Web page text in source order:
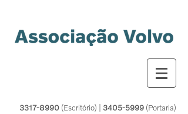
3317-8990 (Escritório) | 3405-5999(Portaria)